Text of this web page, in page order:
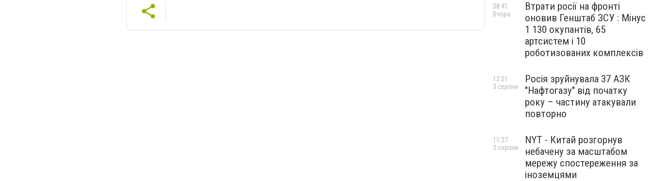
Втрати росії на фронті
оновив Генштаб ЗСУ : Мінус
1 130 окупантів, 65
артсистем і 10
роботизованих комплексів
08:41
Вчора
Росія зруйнувала 37 АЗК
"Нафтогазу" від початку
року – частину атакували
повторно
12:51
3 серпня
NYT - Китай розгорнув
небачену за масштабом
мережу спостереження за
іноземцями
11:27
3 серпня